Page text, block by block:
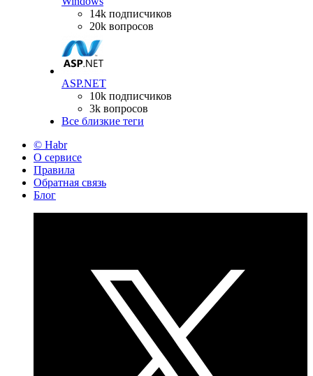
14k подписчиков
20k вопросов
ASP.NET
10k подписчиков
3k вопросов
Все близкие теги
© Habr
О сервисе
Правила
Обратная связь
Блог